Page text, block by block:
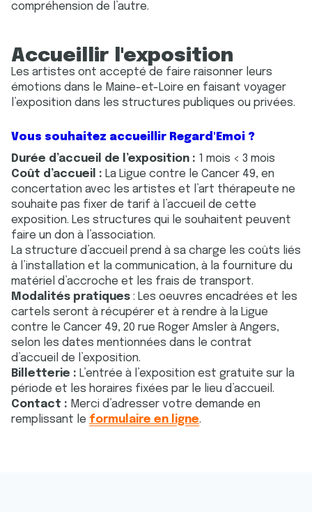
compréhension de l’autre.
Accueillir l'exposition
Les artistes ont accepté de faire raisonner leurs
émotions dans le Maine-et-Loire en faisant voyager
l’exposition dans les structures publiques ou privées.
Vous souhaitez accueillir Regard'Emoi ?
Durée d’accueil de l’exposition : 1 mois < 3 mois
Coût d’accueil : La Ligue contre le Cancer 49, en
concertation avec les artistes et l’art thérapeute ne
souhaite pas fixer de tarif à l’accueil de cette
exposition. Les structures qui le souhaitent peuvent
faire un don à l’association.
La structure d’accueil prend à sa charge les coûts liés
à l’installation et la communication, à la fourniture du
matériel d’accroche et les frais de transport.
Modalités pratiques : Les oeuvres encadrées et les
cartels seront à récupérer et à rendre à la Ligue
contre le Cancer 49, 20 rue Roger Amsler à Angers,
selon les dates mentionnées dans le contrat
d’accueil de l’exposition.
Billetterie : L’entrée à l’exposition est gratuite sur la
période et les horaires fixées par le lieu d’accueil.
Contact : Merci d’adresser votre demande en
remplissant le formulaire en ligne.